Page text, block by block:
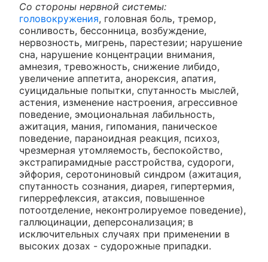
Со стороны нервной системы:
головокружения, головная боль, тремор,
сонливость, бессонница, возбуждение,
нервозность, мигрень, парестезии; нарушение
сна, нарушение концентрации внимания,
амнезия, тревожность, снижение либидо,
увеличение аппетита, анорексия, апатия,
суицидальные попытки, спутанность мыслей,
астения, изменение настроения, агрессивное
поведение, эмоциональная лабильность,
ажитация, мания, гипомания, паническое
поведение, параноидная реакция, психоз,
чрезмерная утомляемость, беспокойство,
экстрапирамидные расстройства, судороги,
эйфория, серотониновый синдром (ажитация,
спутанность сознания, диарея, гипертермия,
гиперрефлексия, атаксия, повышенное
потоотделение, неконтролируемое поведение),
галлюцинации, деперсонализация; в
исключительных случаях при применении в
высоких дозах - судорожные припадки.